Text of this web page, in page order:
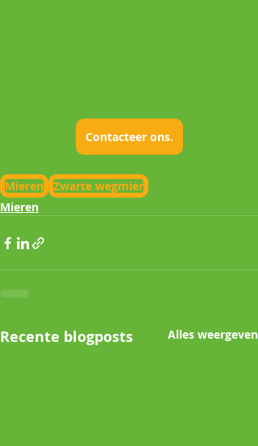
Contacteer ons.
Mieren
Zwarte wegmier
Mieren
Recente blogposts Alles weergeven